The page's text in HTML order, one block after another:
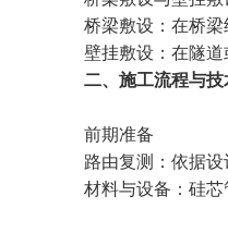
桥梁敷设‌：在桥梁
壁挂敷设‌：在隧道
二、‌施工流程与技
前期准备‌
路由复测‌：依据
材料与设备‌：硅芯